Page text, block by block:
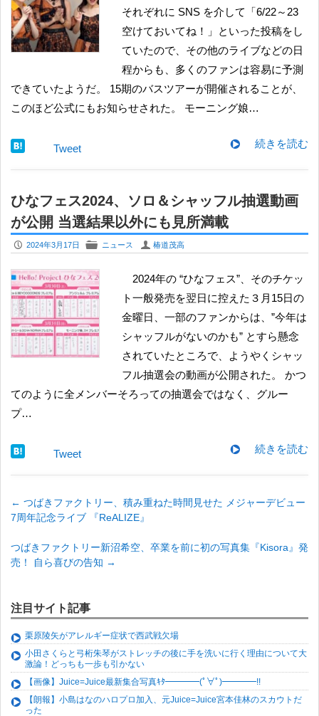
それぞれに SNS を介して「6/22～23
空けておいてね！」といった投稿をし
ていたので、その他のライブなどの日
程からも、多くのファンは容易に予測
できていたようだ。 15期のバスツアーが開催されることが、
このほど公式にもお知らせされた。 モーニング娘…
続きを読む
Tweet
ひなフェス2024、ソロ＆シャッフル抽選動画
が公開 当選結果以外にも見所満載
P 2024年3月17日 F ニュース U 椿道茂高
2024年の “ひなフェス”、そのチケッ
ト一般発売を翌日に控えた３月15日の
金曜日、一部のファンからは、”今年は
シャッフルがないのかも” とすら懸念
されていたところで、ようやくシャッ
フル抽選会の動画が公開された。 かつ
てのように全メンバーそろっての抽選会ではなく、グルー
プ…
続きを読む
Tweet
← つばきファクトリー、積み重ねた時間見せた メジャーデビュー
7周年記念ライブ 『ReALIZE』
つばきファクトリー新沼希空、卒業を前に初の写真集『Kisora』発
売！ 自ら喜びの告知 →
注目サイト記事
栗原陵矢がアレルギー症状で西武戦欠場
小田さくらと弓桁朱琴がストレッチの後に手を洗いに行く理由について大
激論！どっちも一歩も引かない
【画像】Juice=Juice最新集合写真ｷﾀ━━━━(ﾟ∀ﾟ)━━━━!!
【朗報】小島はなのハロプロ加入、元Juice=Juice宮本佳林のスカウトだ
った